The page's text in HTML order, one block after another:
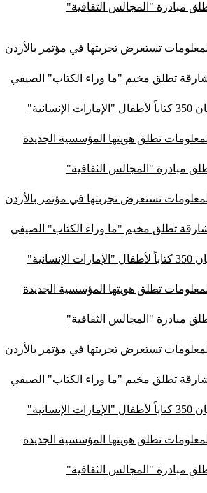
مبادرة "المجالس الثقافية"
تستعرض تجربتها في مؤتمر بالأردن
تطلق مخيم "ما وراء الكتاب" الصيفي
تطلق هويتها المؤسسية الجديدة
مبادرة "المجالس الثقافية"
تستعرض تجربتها في مؤتمر بالأردن
تطلق مخيم "ما وراء الكتاب" الصيفي
تطلق هويتها المؤسسية الجديدة
مبادرة "المجالس الثقافية"
تستعرض تجربتها في مؤتمر بالأردن
تطلق مخيم "ما وراء الكتاب" الصيفي
تطلق هويتها المؤسسية الجديدة
مبادرة "المجالس الثقافية"